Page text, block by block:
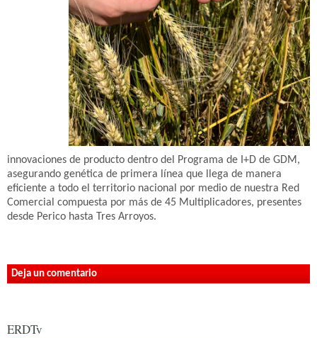
innovaciones de producto dentro del Programa de I+D de GDM,
asegurando genética de primera línea que llega de manera
eficiente a todo el territorio nacional por medio de nuestra Red
Comercial compuesta por más de 45 Multiplicadores, presentes
desde Perico hasta Tres Arroyos.
Deja un comentario
ERDTv